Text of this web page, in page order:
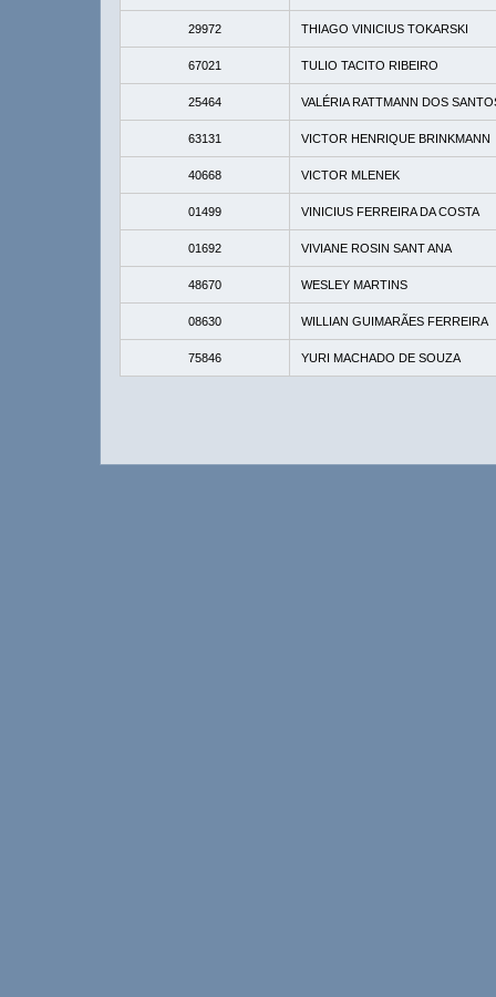
29972 THIAGO VINICIUS TOKARSKI
67021 TULIO TACITO RIBEIRO
25464 VALÉRIA RATTMANN DOS
63131 VICTOR HENRIQUE BRINKMANN
40668 VICTOR MLENEK
01499 VINICIUS FERREIRA DA COSTA
01692 VIVIANE ROSIN SANT ANA
48670 WESLEY MARTINS
08630 WILLIAN GUIMARÃES FERREIRA
75846 YURI MACHADO DE SOUZA